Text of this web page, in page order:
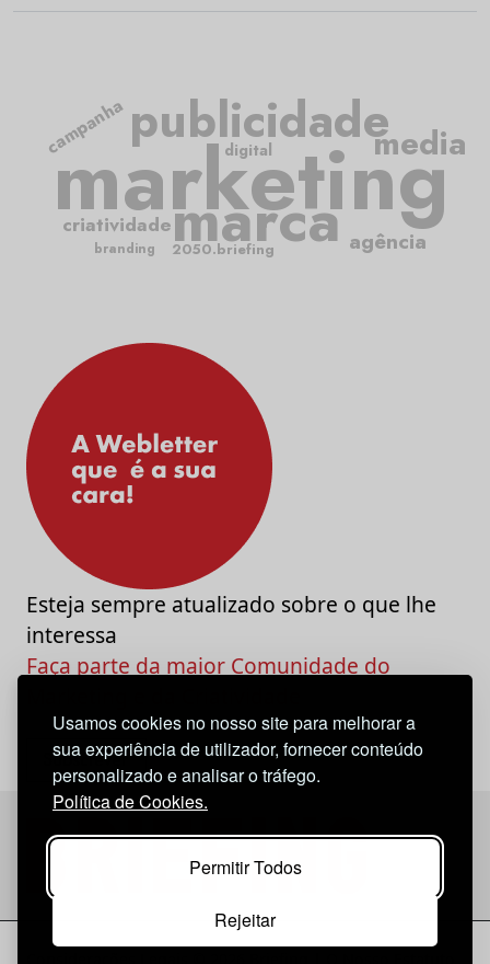
Usamos cookies no nosso site para melhorar a
sua experiência de utilizador, fornecer conteúdo
personalizado e analisar o tráfego.
Política de Cookies.
Permitir Todos
Rejeitar
marketing
publicidade
marca
criatividade
campanha media
agência
digital
2050.briefing
branding
Esteja sempre atualizado sobre o que lhe
interessa
Faça parte da maior Comunidade do